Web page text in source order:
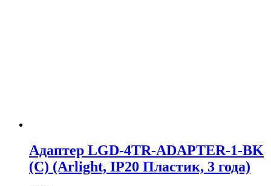
Адаптер LGD-4TR-ADAPTER-1-BK
(C) (Arlight, IP20 Пластик, 3 года)